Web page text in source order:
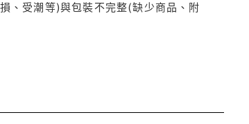
、受潮等)與包裝不完整(缺少商品、附